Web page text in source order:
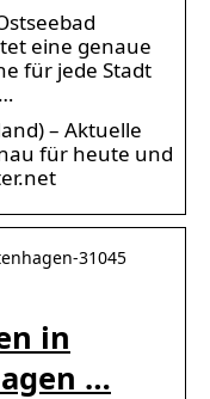
eine genaue
für jede Stadt
– Aktuelle
für heute und
31045
in
…